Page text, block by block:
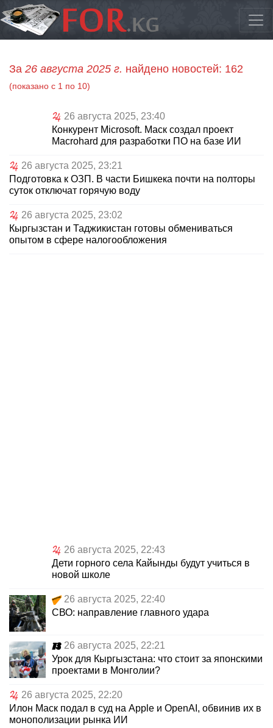
За 26 августа 2025 г. найдено новостей: 162
(показано с 1 по 10)
26 августа 2025, 23:40
Конкурент Microsoft. Маск создал проект
Macrohard для разработки ПО на базе ИИ
26 августа 2025, 23:21
Подготовка к ОЗП. В части Бишкека почти на полторы
суток отключат горячую воду
26 августа 2025, 23:02
Кыргызстан и Таджикистан готовы обмениваться
опытом в сфере налогообложения
26 августа 2025, 22:43
Дети горного села Кайынды будут учиться в
новой школе
26 августа 2025, 22:40
СВО: направление главного удара
26 августа 2025, 22:21
Урок для Кыргызстана: что стоит за японскими
проектами в Монголии?
26 августа 2025, 22:20
Илон Маск подал в суд на Apple и OpenAI, обвинив их в
монополизации рынка ИИ